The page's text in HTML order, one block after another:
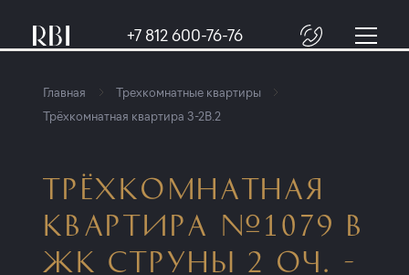
+7 812 600-76-76
Главная
Трехкомнатные квартиры
Трёхкомнатная квартира 3-2B.2
ТРЁХКОМНАТНАЯ
КВАРТИРА №1079 В
ЖК СТРУНЫ 2 ОЧ. -